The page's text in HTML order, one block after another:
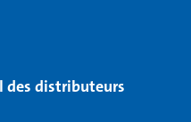
des distributeurs